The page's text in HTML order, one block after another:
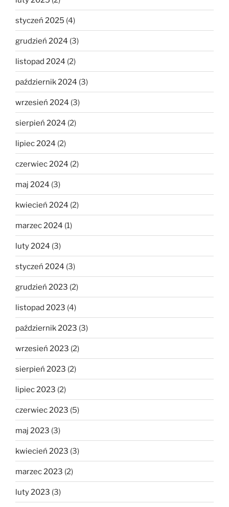
styczeń 2025 (4)
grudzień 2024 (3)
listopad 2024 (2)
październik 2024 (3)
wrzesień 2024 (3)
sierpień 2024 (2)
lipiec 2024 (2)
czerwiec 2024 (2)
maj 2024 (3)
kwiecień 2024 (2)
marzec 2024 (1)
luty 2024 (3)
styczeń 2024 (3)
grudzień 2023 (2)
listopad 2023 (4)
październik 2023 (3)
wrzesień 2023 (2)
sierpień 2023 (2)
lipiec 2023 (2)
czerwiec 2023 (5)
maj 2023 (3)
kwiecień 2023 (3)
marzec 2023 (2)
luty 2023 (3)